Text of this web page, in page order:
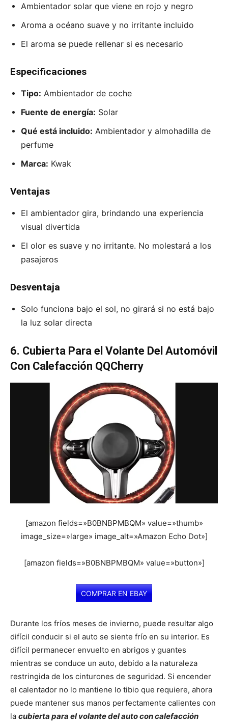
Ambientador solar que viene en rojo y negro
Aroma a océano suave y no irritante incluido
El aroma se puede rellenar si es necesario
Especificaciones
Tipo: Ambientador de coche
Fuente de energía: Solar
Qué está incluido: Ambientador y almohadilla de
perfume
Marca: Kwak
Ventajas
El ambientador gira, brindando una experiencia
visual divertida
El olor es suave y no irritante. No molestará a los
pasajeros
Desventaja
Solo funciona bajo el sol, no girará si no está bajo
la luz solar directa
6. Cubierta Para el Volante Del Automóvil
Con Calefacción QQCherry
[amazon fields=»B0BNBPMBQM» value=»thumb»
image_size=»large» image_alt=»Amazon Echo Dot»]
[amazon fields=»B0BNBPMBQM» value=»button»]
COMPRAR EN EBAY
Durante los fríos meses de invierno, puede resultar algo
difícil conducir si el auto se siente frío en su interior. Es
difícil permanecer envuelto en abrigos y guantes
mientras se conduce un auto, debido a la naturaleza
restringida de los cinturones de seguridad. Si encender
el calentador no lo mantiene lo tibio que requiere, ahora
puede mantener sus manos perfectamente calientes con
la cubierta para el volante del auto con calefacción